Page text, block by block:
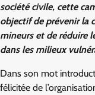
société civile, cette
objectif de prévenir la
mineurs et de réduire
dans les milieux
Dans son mot
félicitée de